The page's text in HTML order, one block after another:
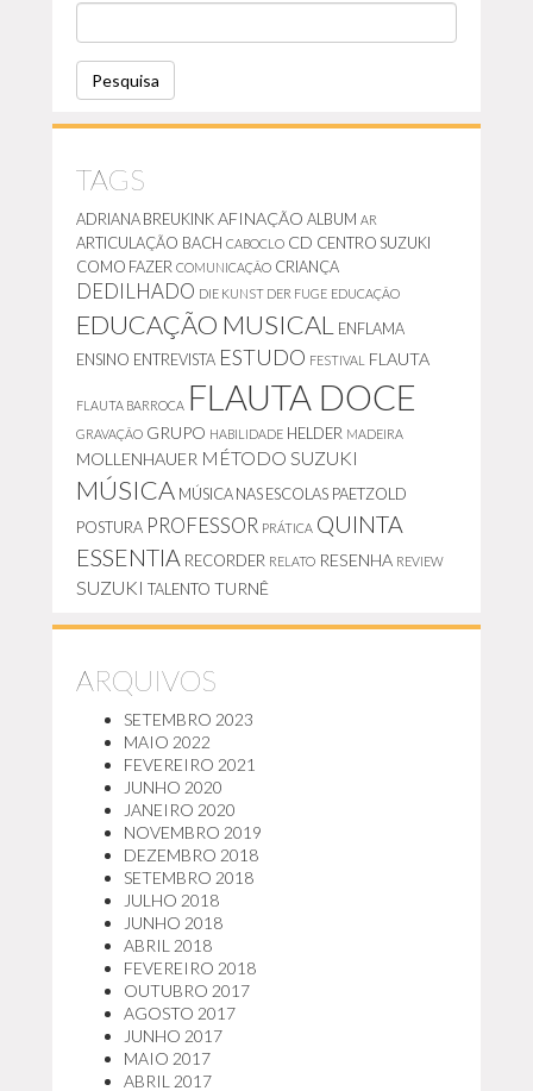
P
E
S
U
I
A
TAGS
ADRIANA BREUKINKAFINAÇÃO ALBUM AR
ARTICULAÇÃO BACH CABOCLO CD CENTRO SUZUKI
COMO FAZER COMUNICAÇÃO CRIANÇA
DEDILHADO DIE KUNST DER FUGE EDUCAÇÃO
EDUCAÇÃO MUSICAL
ENFLAMA
ENSINO ENTREVISTA ESTUDO FESTIVAL FLAUTA
FLAUTA BARROCA FLAUTA DOCE
GRAVAÇÃO GRUPO HABILIDADE HELDER MADEIRA
MOLLENHAUER MÉTODO SUZUKI
MÚSICA MÚSICA NAS ESCOLAS PAETZOLD
POSTURA PROFESSOR PRÁTICA QUINTA
ESSENTIA RECORDER RELATO RESENHA REVIEW
SUZUKI TALENTO TURNÊ
ARQUIVOS
SETEMBRO 2023
MAIO 2022
FEVEREIRO 2021
JUNHO 2020
JANEIRO 2020
NOVEMBRO 2019
DEZEMBRO 2018
SETEMBRO 2018
JULHO 2018
JUNHO 2018
ABRIL 2018
FEVEREIRO 2018
OUTUBRO 2017
AGOSTO 2017
JUNHO 2017
MAIO 2017
ABRIL 2017